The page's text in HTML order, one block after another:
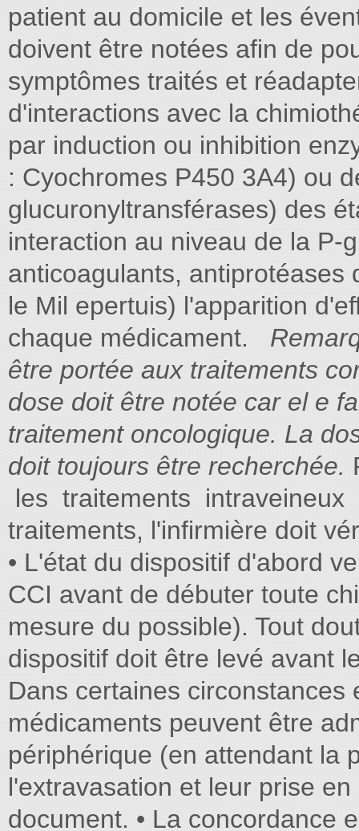
patient au domicile et les
doivent être notées afin de
symptômes traités et
d'interactions avec la
par induction ou inhibition
: Cyochromes P450 3A4) ou
glucuronyltransférases) des
interaction au niveau de la P-
anticoagulants, antiprotéases
le Mil epertuis) l'apparition
chaque médicament.
être portée aux traitements
dose doit être notée car el e
traitement oncologique. La
doit toujours être recherchée.
les traitements
traitements, l'infirmière doit
• L'état du dispositif d'abord
CCI avant de débuter toute
mesure du possible). Tout
dispositif doit être levé avant
Dans certaines
médicaments peuvent être
périphérique (en attendant la
l'extravasation et leur prise
document. • La concordance